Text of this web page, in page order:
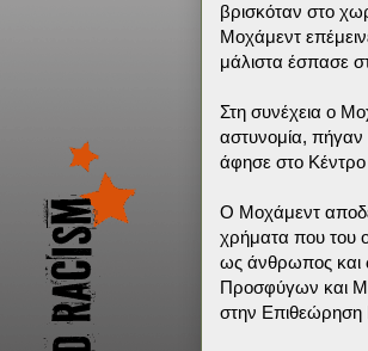
βρισκόταν στο
Μοχάμεντ
μάλιστα έσπασε
Στη συνέχεια ο
αστυνομία, πήγαν
άφησε στο Κέντρο
Ο Μοχάμεντ
χρήματα που του
ως άνθρωπος και
Προσφύγων και
στην Επιθεώρηση